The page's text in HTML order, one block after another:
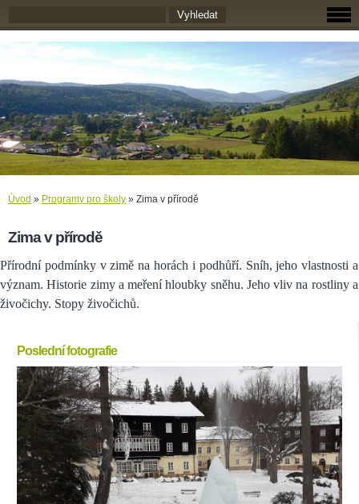
Úvod » Programy pro školy » Zima v přírodě
Zima v přírodě
Přírodní podmínky v zimě na horách i podhůří. Sníh, jeho vlastnosti a
význam. Historie zimy a meření hloubky sněhu. Jeho vliv na rostliny a
živočichy. Stopy živočichů.
Poslední fotografie